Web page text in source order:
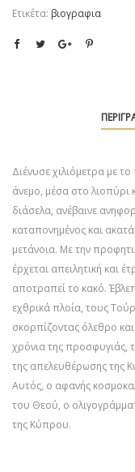
Ετικέτα: βιογραφια
Διένυσε χιλιόμετρα με
άνεμο, μέσα στο λιοπύρι
διάσελα, ανέβαινε
καταπονημένος και
μετάνοια. Με την
έρχεται απειλητική και
αποτραπεί το κακό.
εχθρικά πλοία, τους
σκορπίζοντας όλεθρο
χρόνια της προσφυγιάς,
της απελευθέρωσης της
Αυτός, ο αφανής
του Θεού, ο
της Κύπρου.